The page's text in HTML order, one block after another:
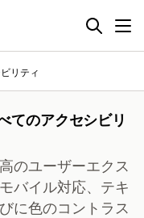
リティ
てのアクセシビリ
のユーザーエクス
バイル対応、テキ
に色のコントラス